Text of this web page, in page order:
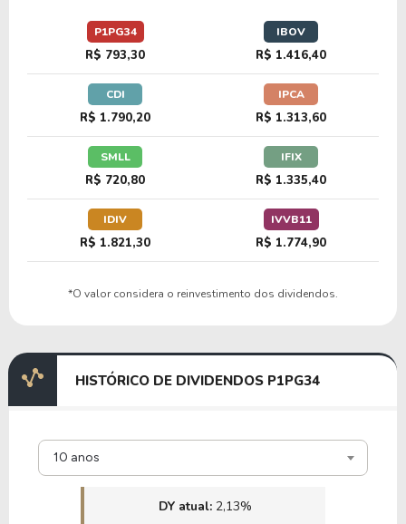
52,84 3,97%
30,03 16,91%
10,89 2,32 21,29% 1,20%
P1PG34
R$ 793,30
IBOV
R$ 1.416,40
CDI
R$ 1.790,20
IPCA
R$ 1.313,60
SMLL
R$ 720,80
IFIX
R$ 1.335,40
IDIV
R$ 1.821,30
IVVB11
R$ 1.774,90
*O valor considera o reinvestimento dos dividendos.
HISTÓRICO DE DIVIDENDOS P1PG34
10 anos
DY atual: 2,13%